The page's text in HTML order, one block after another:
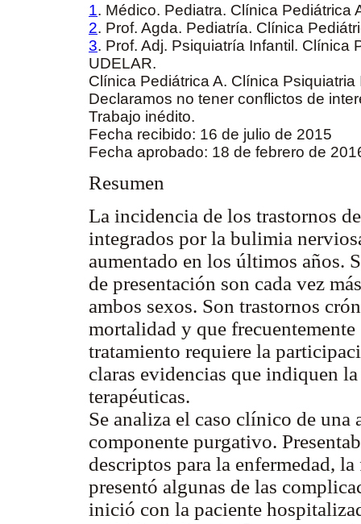
1. Médico. Pediatra. Clínica Pediátrica
2. Prof. Agda. Pediatría. Clínica
3. Prof. Adj. Psiquiatría Infantil. Clínica
UDELAR.
Clínica Pediátrica A. Clínica
Declaramos no tener conflictos de
Trabajo inédito.
Fecha recibido: 16 de julio de 2015
Fecha aprobado: 18 de febrero de
Resumen
La incidencia de los trastornos
integrados por la bulimia
aumentado en los últimos años.
de presentación son cada vez
ambos sexos. Son trastornos
mortalidad y que
tratamiento requiere la
claras evidencias que indiquen
terapéuticas.
Se analiza el caso clínico de
componente purgativo.
descriptos para la enfermedad,
presentó algunas de las
inició con la paciente